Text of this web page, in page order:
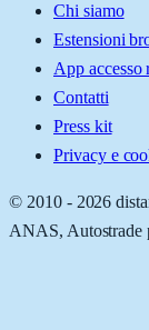
Chi siamo
Estensioni
App accesso
Contatti
Press kit
Privacy e
© 2010 - 2026
ANAS, Autostrade